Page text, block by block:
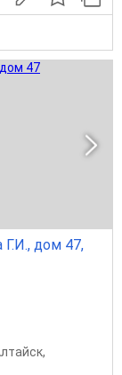
Г.И., дом 47,
,